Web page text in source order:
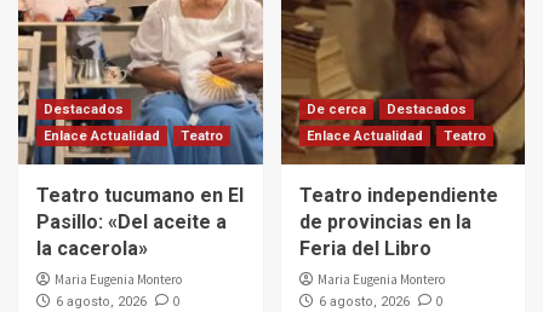
Destacados
Enlace Actualidad
Teatro
Teatro tucumano en El
Pasillo: «Del aceite a
la cacerola»
Maria Eugenia Montero
6 agosto, 2026 0
De cerca
Destacados
Enlace Actualidad
Teatro
Teatro independiente
de provincias en la
Feria del Libro
Maria Eugenia Montero
6 agosto, 2026 0